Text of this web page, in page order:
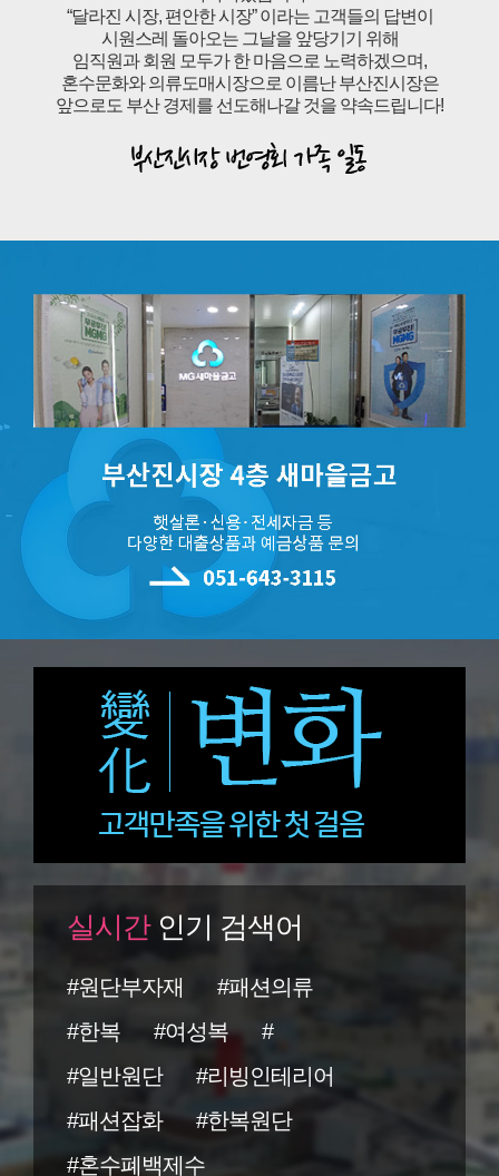
“달라진 시장, 편안한 시장” 이라는 고객들의 답변이
시원스레 돌아오는 그날을 앞당기기 위해
임직원과 회원 모두가 한 마음으로 노력하겠으며,
혼수문화와 의류도매시장으로 이름난 부산진시장은
앞으로도 부산 경제를 선도해나갈 것을 약속드립니다!
실시간인기 검색어
#원단부자재
#패션의류
#한복
#여성복
#
#일반원단
#리빙인테리어
#패션잡화
#한복원단
#혼수폐백제수